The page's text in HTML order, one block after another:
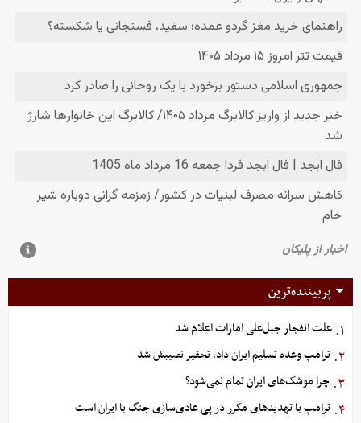
پربیننده‌ترین
۱. علت انفجار جبل‌علی امارات اعلام شد
۲. ترامپ وعده تسلیم ایران داد، تحقیر نصیبش شد
۳. چرا موشک‌های ایران تمام نمی‌شود؟
۴. ترامپ با تهدیدهای مکرر در پی عادی‌سازی جنگ با ایران است